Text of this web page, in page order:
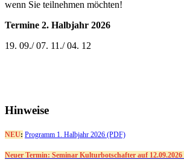
wenn Sie teilnehmen möchten!
Termine 2. Halbjahr 2026
19. 09./ 07. 11./ 04. 12
Hinweise
NEU: Programm 1. Halbjahr 2026 (PDF)
Neuer Termin: Seminar Kulturbotschafter auf 12.09.2026